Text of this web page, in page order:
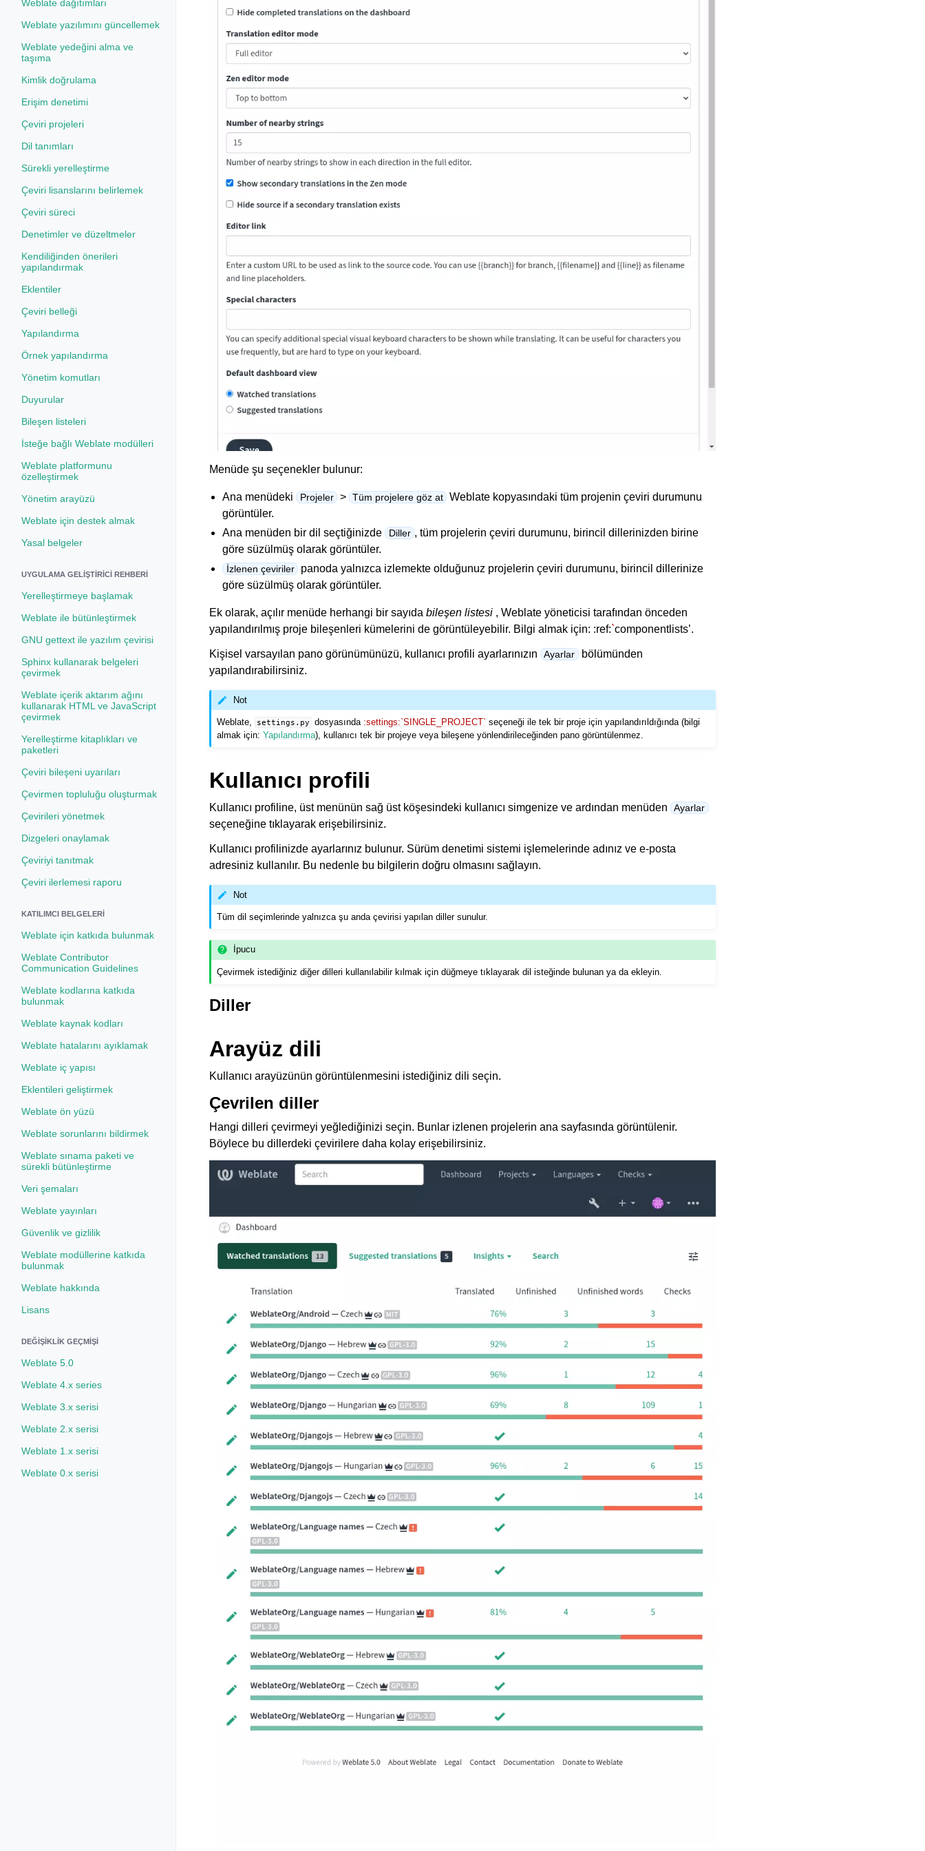
Weblate dağıtımları
Weblate yazılımını güncellemek
Weblate yedeğini alma ve
taşıma
Kimlik doğrulama
Erişim denetimi
Çeviri projeleri
Dil tanımları
Sürekli yerelleştirme
Çeviri lisanslarını belirlemek
Çeviri süreci
Denetimler ve düzeltmeler
Kendiliğinden önerileri
yapılandırmak
Eklentiler
Çeviri belleği
Yapılandırma
Örnek yapılandırma
Yönetim komutları
Duyurular
Bileşen listeleri
İsteğe bağlı Weblate modülleri
Weblate platformunu
özelleştirmek
Yönetim arayüzü
Weblate için destek almak
Yasal belgeler
UYGULAMA GELIŞTIRICI REHBERI
Yerelleştirmeye başlamak
Weblate ile bütünleştirmek
GNU gettext ile yazılım çevirisi
Sphinx kullanarak belgeleri
çevirmek
Weblate içerik aktarım ağını
kullanarak HTML ve JavaScript
çevirmek
Yerelleştirme kitaplıkları ve
paketleri
Çeviri bileşeni uyarıları
Çevirmen topluluğu oluşturmak
Çevirileri yönetmek
Dizgeleri onaylamak
Çeviriyi tanıtmak
Çeviri ilerlemesi raporu
KATILIMCI BELGELERI
Weblate için katkıda bulunmak
Weblate Contributor
Communication Guidelines
Weblate kodlarına katkıda
bulunmak
Weblate kaynak kodları
Weblate hatalarını ayıklamak
Weblate iç yapısı
Eklentileri geliştirmek
Weblate ön yüzü
Weblate sorunlarını bildirmek
Weblate sınama paketi ve
sürekli bütünleştirme
Veri şemaları
Weblate yayınları
Güvenlik ve gizlilik
Weblate modüllerine katkıda
bulunmak
Weblate hakkında
Lisans
DEĞIŞIKLIK GEÇMIŞI
Weblate 5.0
Weblate 4.x series
Weblate 3.x serisi
Weblate 2.x serisi
Weblate 1.x serisi
Weblate 0.x serisi
Menüde şu seçenekler bulunur:
Ana menüdeki Projeler > Tüm projelere göz at Weblate kopyasındaki tüm projenin çeviri durumunu
görüntüler.
Ana menüden bir dil seçtiğinizde Diller , tüm projelerin çeviri durumunu, birincil dillerinizden birine
göre süzülmüş olarak görüntüler.
İzlenen çeviriler panoda yalnızca izlemekte olduğunuz projelerin çeviri durumunu, birincil dillerinize
göre süzülmüş olarak görüntüler.
Ek olarak, açılır menüde herhangi bir sayıda bileşen listesi , Weblate yöneticisi tarafından önceden
yapılandırılmış proje bileşenleri kümelerini de görüntüleyebilir. Bilgi almak için: :ref:`componentlists’.
Kişisel varsayılan pano görünümünüzü, kullanıcı profili ayarlarınızın Ayarlar bölümünden
yapılandırabilirsiniz.
Not
Weblate, settings.py dosyasında :settings:`SINGLE_PROJECT` seçeneği ile tek bir proje için yapılandırıldığında (bilgi
almak için:Yapılandırma), kullanıcı tek bir projeye veya bileşene yönlendirileceğinden pano görüntülenmez.
Kullanıcı profili
Kullanıcı profiline, üst menünün sağ üst köşesindeki kullanıcı simgenize ve ardından menüden Ayarlar
seçeneğine tıklayarak erişebilirsiniz.
Kullanıcı profilinizde ayarlarınız bulunur. Sürüm denetimi sistemi işlemelerinde adınız ve e-posta
adresiniz kullanılır. Bu nedenle bu bilgilerin doğru olmasını sağlayın.
Not
Tüm dil seçimlerinde yalnızca şu anda çevirisi yapılan diller sunulur.
İpucu
Çevirmek istediğiniz diğer dilleri kullanılabilir kılmak için düğmeye tıklayarak dil isteğinde bulunan ya da ekleyin.
Diller
Arayüz dili
Kullanıcı arayüzünün görüntülenmesini istediğiniz dili seçin.
Çevrilen diller
Hangi dilleri çevirmeyi yeğlediğinizi seçin. Bunlar izlenen projelerin ana sayfasında görüntülenir.
Böylece bu dillerdeki çevirilere daha kolay erişebilirsiniz.